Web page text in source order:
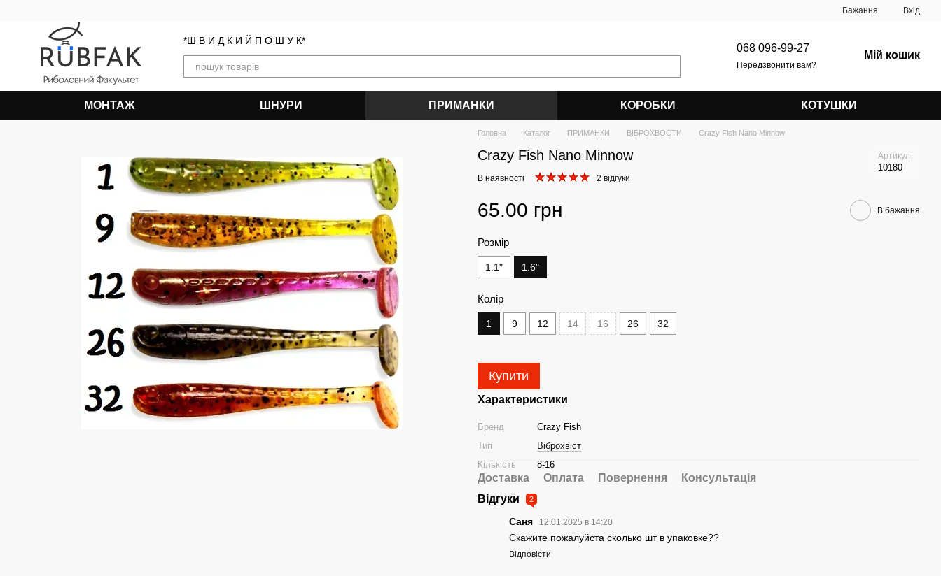
Бажання Вхід
*Ш В И Д К И Й П О Ш У К*
068 096-99-27
Передзвонити вам?
Мій кошик
МОНТАЖ ШНУРИ ПРИМАНКИ КОРОБКИ КОТУШКИ
Головна Каталог ПРИМАНКИ ВІБРОХВОСТИ Crazy Fish Nano Minnow
Crazy Fish Nano Minnow Артикул
10180
В наявності 2 відгуки
65.00 грн В бажання
Розмір
1.1" 1.6"
Колір
1 9 12 14 16 26 32
Купити
Характеристики
Бренд
Crazy Fish
Тип
Віброхвіст
Кількість
8-16
Доставка Оплата Повернення
Консультація
Відгуки
2
Саня 12.01.2025 в 14:20
Скажите пожалуйста сколько шт в упаковке??
Відповісти